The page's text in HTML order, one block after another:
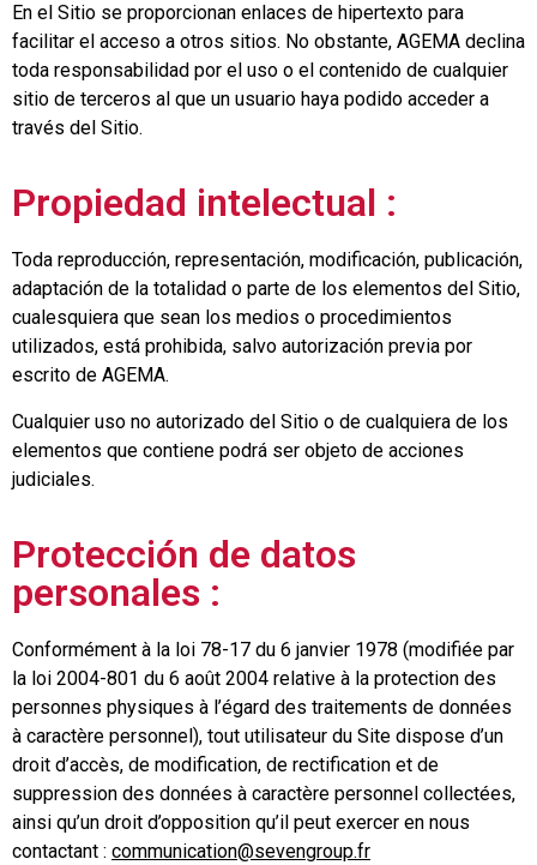
En el Sitio se proporcionan enlaces de hipertexto para
facilitar el acceso a otros sitios. No obstante, AGEMA declina
toda responsabilidad por el uso o el contenido de cualquier
sitio de terceros al que un usuario haya podido acceder a
través del Sitio.
Propiedad intelectual :
Toda reproducción, representación, modificación, publicación,
adaptación de la totalidad o parte de los elementos del Sitio,
cualesquiera que sean los medios o procedimientos
utilizados, está prohibida, salvo autorización previa por
escrito de AGEMA.
Cualquier uso no autorizado del Sitio o de cualquiera de los
elementos que contiene podrá ser objeto de acciones
judiciales.
Protección de datos
personales :
Conformément à la loi 78-17 du 6 janvier 1978 (modifiée par
la loi 2004-801 du 6 août 2004 relative à la protection des
personnes physiques à l’égard des traitements de données
à caractère personnel), tout utilisateur du Site dispose d’un
droit d’accès, de modification, de rectification et de
suppression des données à caractère personnel collectées,
ainsi qu’un droit d’opposition qu’il peut exercer en nous
contactant : communication@sevengroup.fr